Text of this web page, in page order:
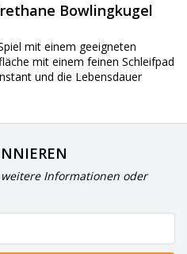
Bowlingkugel
mit einem geeigneten
mit einem feinen Schleifpad
und die Lebensdauer
Informationen oder